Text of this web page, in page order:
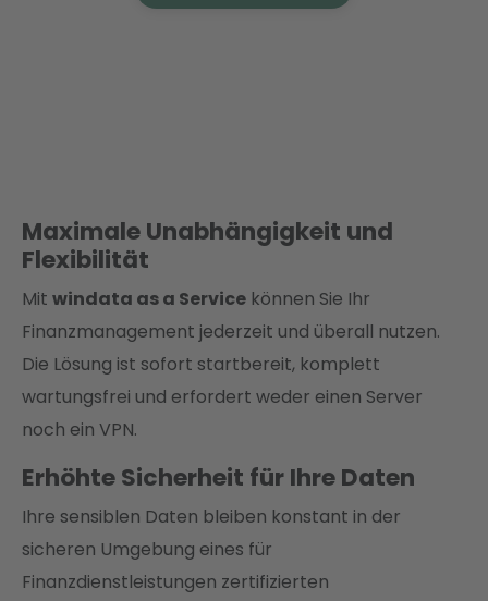
Maximale Unabhängigkeit und
Flexibilität
Mit windata as a Service können Sie Ihr
Finanzmanagement jederzeit und überall nutzen.
Die Lösung ist sofort startbereit, komplett
wartungsfrei und erfordert weder einen Server
noch ein VPN.
Erhöhte Sicherheit für Ihre Daten
Ihre sensiblen Daten bleiben konstant in der
sicheren Umgebung eines für
Finanzdienstleistungen zertifizierten